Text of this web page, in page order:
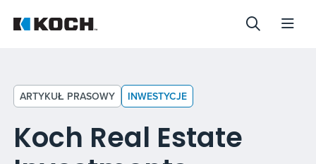
ARTYKUŁ PRASOWY INWESTYCJE
Koch Real Estate